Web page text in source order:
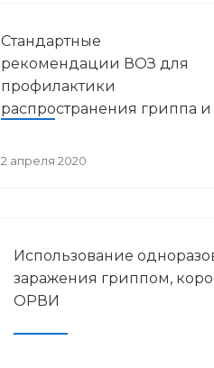
Стандартные
рекомендации ВОЗ для
профилактики
распространения гриппа и
2 апреля 2020
Использование
заражения гриппом,
ОРВИ